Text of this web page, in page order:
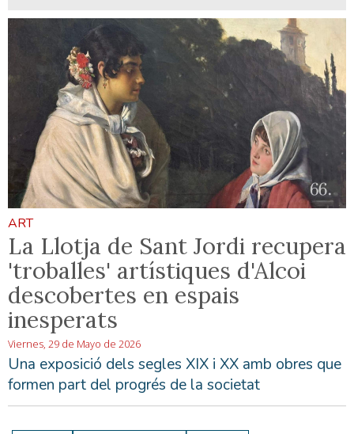
ART
La Llotja de Sant Jordi recupera
'troballes' artístiques d'Alcoi
descobertes en espais
inesperats
Viernes, 29 de Mayo de 2026
Una exposició dels segles XIX i XX amb obres que
formen part del progrés de la societat